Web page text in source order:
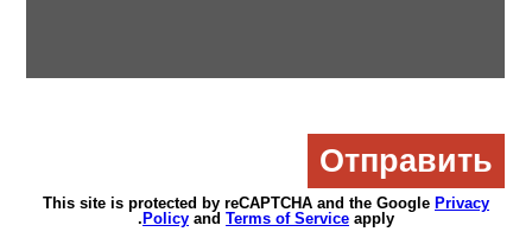
This site is protected by reCAPTCHA and the Google Privacy
Policy and Terms of Service apply.